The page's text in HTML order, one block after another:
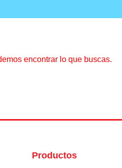
encontrar lo que buscas.
Productos